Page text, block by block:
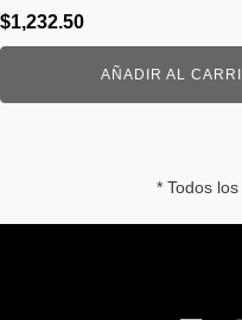
$1,232.50
AÑADIR AL
* Todos